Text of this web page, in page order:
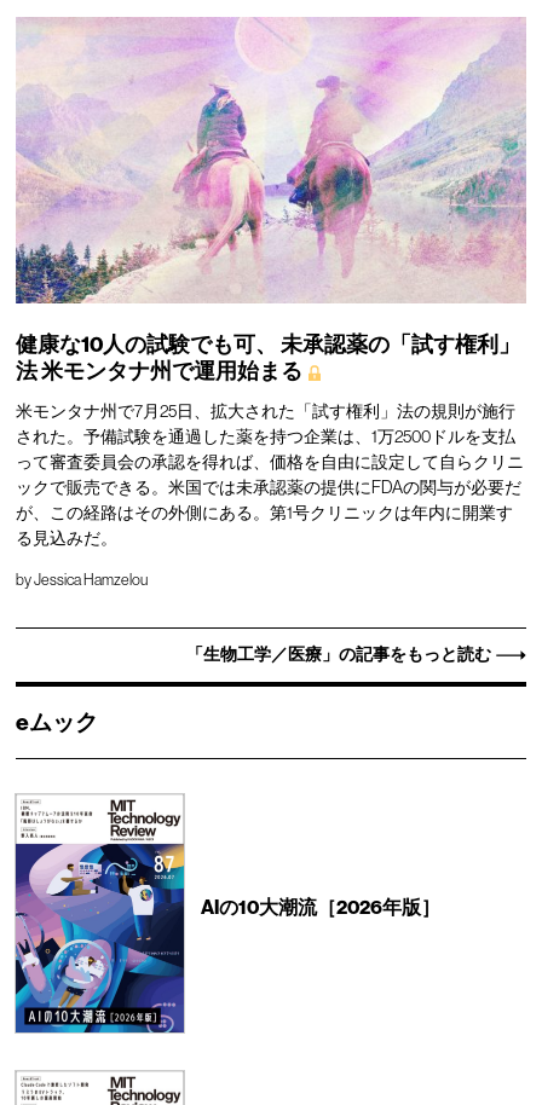
健康な10人の試験でも可、
未承認薬の「試す権利」
法米モンタナ州で運用始まる
米モンタナ州で7月25日、拡大された「試す権利」法の規則が施行
された。予備試験を通過した薬を持つ企業は、1万2500ドルを支払
って審査委員会の承認を得れば、価格を自由に設定して自らクリニ
ックで販売できる。米国では未承認薬の提供にFDAの関与が必要だ
が、この経路はその外側にある。第1号クリニックは年内に開業す
る見込みだ。
byJessica Hamzelou
「生物工学／医療」の記事をもっと読む
eムック
AIの10大潮流［2026年版］